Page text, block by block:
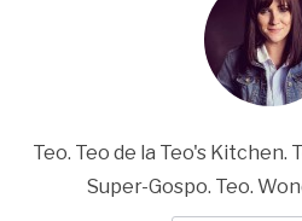
Teo. Teo de la Teo's Kitchen.
Super-Gospo. Teo.